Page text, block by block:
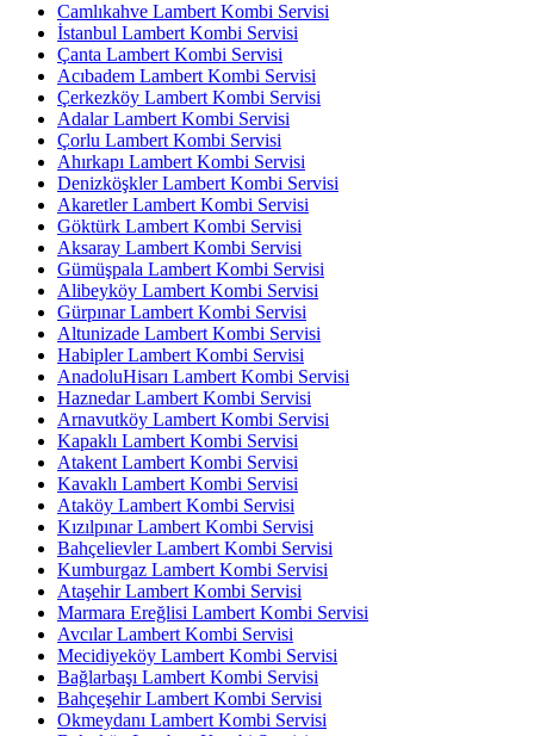
Camlıkahve Lambert Kombi Servisi
İstanbul Lambert Kombi Servisi
Çanta Lambert Kombi Servisi
Acıbadem Lambert Kombi Servisi
Çerkezköy Lambert Kombi Servisi
Adalar Lambert Kombi Servisi
Çorlu Lambert Kombi Servisi
Ahırkapı Lambert Kombi Servisi
Denizköşkler Lambert Kombi Servisi
Akaretler Lambert Kombi Servisi
Göktürk Lambert Kombi Servisi
Aksaray Lambert Kombi Servisi
Gümüşpala Lambert Kombi Servisi
Alibeyköy Lambert Kombi Servisi
Gürpınar Lambert Kombi Servisi
Altunizade Lambert Kombi Servisi
Habipler Lambert Kombi Servisi
AnadoluHisarı Lambert Kombi Servisi
Haznedar Lambert Kombi Servisi
Arnavutköy Lambert Kombi Servisi
Kapaklı Lambert Kombi Servisi
Atakent Lambert Kombi Servisi
Kavaklı Lambert Kombi Servisi
Ataköy Lambert Kombi Servisi
Kızılpınar Lambert Kombi Servisi
Bahçelievler Lambert Kombi Servisi
Kumburgaz Lambert Kombi Servisi
Ataşehir Lambert Kombi Servisi
Marmara Ereğlisi Lambert Kombi Servisi
Avcılar Lambert Kombi Servisi
Mecidiyeköy Lambert Kombi Servisi
Bağlarbaşı Lambert Kombi Servisi
Bahçeşehir Lambert Kombi Servisi
Okmeydanı Lambert Kombi Servisi